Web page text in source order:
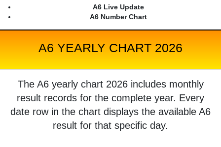
A6 Live Update
A6 Number Chart
A6 YEARLY CHART 2026
The A6 yearly chart 2026 includes monthly
result records for the complete year. Every
date row in the chart displays the available A6
result for that specific day.